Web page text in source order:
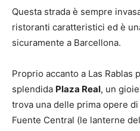
Questa strada è sempre
ristoranti caratteristici ed è
sicuramente a Barcellona.
Proprio accanto a Las Rablas
splendida Plaza Real, un
trova una delle prima opere di
Fuente Central (le lanterne